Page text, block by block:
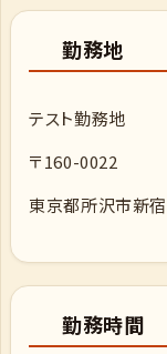
勤務地
テスト勤務地
〒160-0022
東京都所沢市新宿
勤務時間